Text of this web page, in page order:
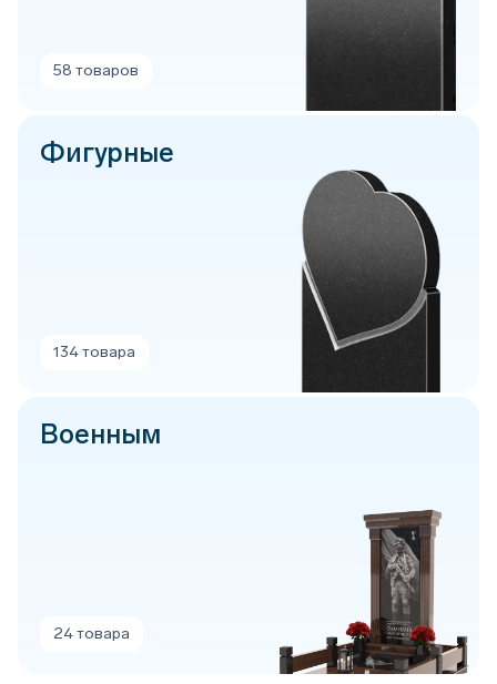
58 товаров
Фигурные
134 товара
Военным
24 товара